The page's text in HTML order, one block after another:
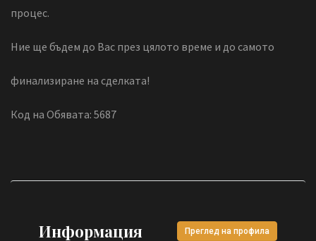
процес.
Ние ще бъдем до Вас през цялото време и до самото
финализиране на сделката!
Код на Обявата: 5687
Информация Преглед на профила